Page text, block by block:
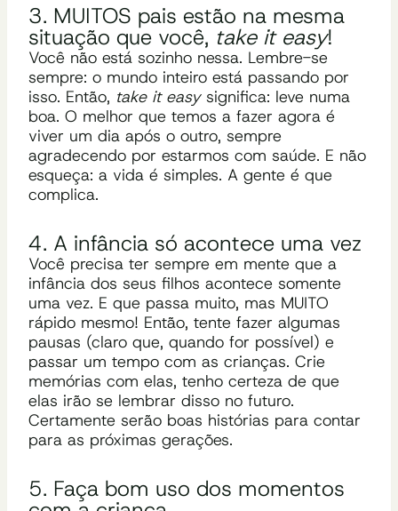
3. MUITOS pais estão na mesma
situação que você, take it easy!
Você não está sozinho nessa. Lembre-se
sempre: o mundo inteiro está passando por
isso. Então, take it easysignifica: leve numa
boa. O melhor que temos a fazer agora é
viver um dia após o outro, sempre
agradecendo por estarmos com saúde. E não
esqueça: a vida é simples. A gente é que
complica.
4. A infância só acontece uma vez
Você precisa ter sempre em mente que a
infância dos seus filhos acontece somente
uma vez. E que passa muito, mas MUITO
rápido mesmo! Então, tente fazer algumas
pausas (claro que, quando for possível) e
passar um tempo com as crianças. Crie
memórias com elas, tenho certeza de que
elas irão se lembrar disso no futuro.
Certamente serão boas histórias para contar
para as próximas gerações.
5. Faça bom uso dos momentos